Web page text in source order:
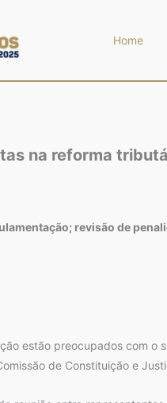
Home
na reforma
revisão de
estão preocupados com
de Constituição e